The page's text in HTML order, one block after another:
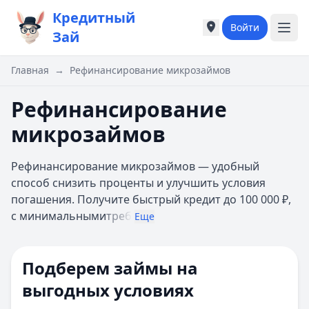
Кредитный
Зай
Города России
Москва
Казань
Б
Барнаул
Белгород
Города России
Москва
Казань
Б
Барнаул
Белгород
Войти
Главная → Рефинансирование микрозаймов
Рефинансирование
микрозаймов
Рефинансирование микрозаймов — удобный
способ снизить проценты и улучшить условия
погашения. Получите быстрый кредит до 100 000 ₽,
с минимальнымитреб Еще
Подберем займы на
выгодных условиях